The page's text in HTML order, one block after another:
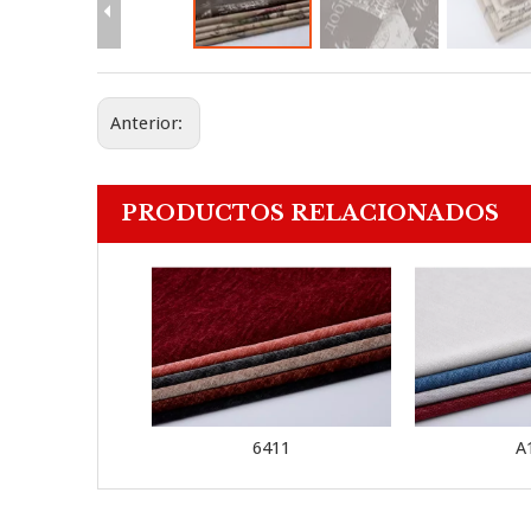
Anterior:
PRODUCTOS RELACIONADOS
6411